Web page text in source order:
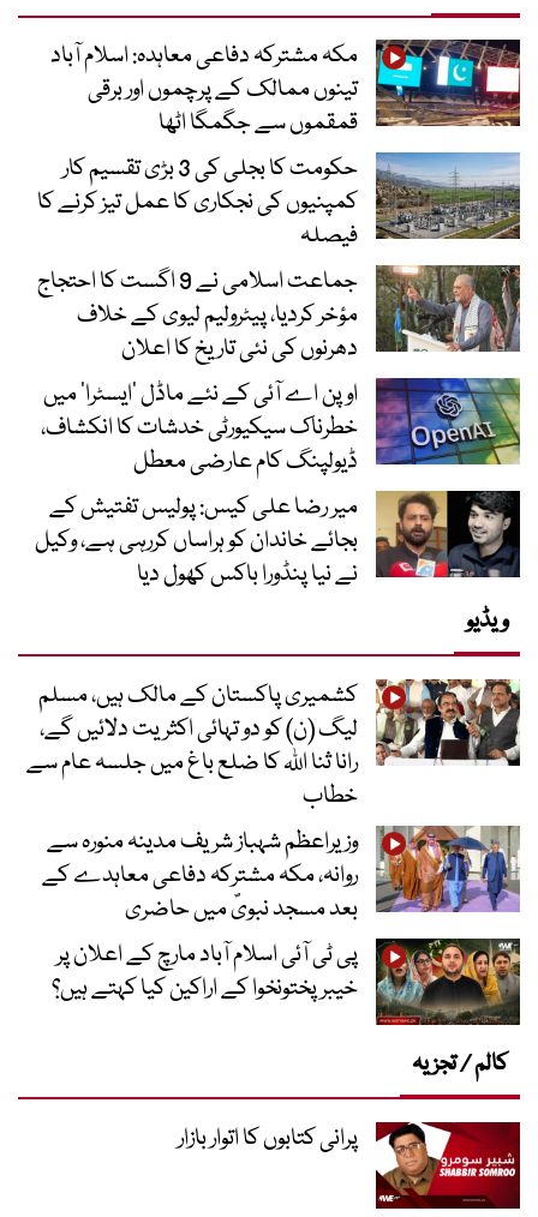
مکہ مشترکہ دفاعی معاہدہ: اسلام آباد
تینوں ممالک کے پرچموں اور برقی
قمقموں سے جگمگا اٹھا
حکومت کا بجلی کی 3 بڑی تقسیم کار
کمپنیوں کی نجکاری کا عمل تیز کرنے کا
فیصلہ
جماعت اسلامی نے 9 اگست کا احتجاج
مؤخر کردیا، پیٹرولیم لیوی کے خلاف
دھرنوں کی نئی تاریخ کا اعلان
اوپن اے آئی کے نئے ماڈل ’ایسٹرا‘ میں
خطرناک سیکیورٹی خدشات کا انکشاف،
ڈیولپنگ کام عارضی معطل
میر رضا علی کیس: پولیس تفتیش کے
بجائے خاندان کو ہراساں کررہی ہے، وکیل
نے نیا پنڈورا باکس کھول دیا
ویڈیو
کشمیری پاکستان کے مالک ہیں، مسلم
لیگ (ن) کو دو تہائی اکثریت دلائیں گے،
رانا ثنا اللہ کا ضلع باغ میں جلسہ عام سے
خطاب
وزیراعظم شہباز شریف مدینہ منورہ سے
روانہ، مکہ مشترکہ دفاعی معاہدے کے
بعد مسجد نبویؐ میں حاضری
پی ٹی آئی اسلام آباد مارچ کے اعلان پر
خیبر پختونخوا کے اراکین کیا کہتے ہیں؟
کالم / تجزیہ
پرانی کتابوں کا اتوار بازار